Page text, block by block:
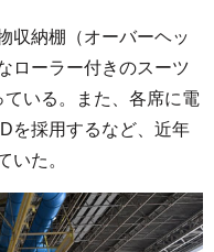
収納棚（オーバーヘッ
ローラー付きのスーツ
いる。また、各席に電
を採用するなど、近年
いた。